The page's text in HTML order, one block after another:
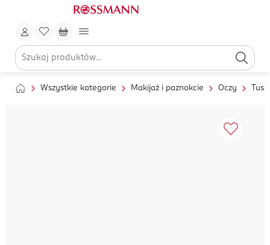
Wszystkie kategorie Makijaż i paznokcie Oczy